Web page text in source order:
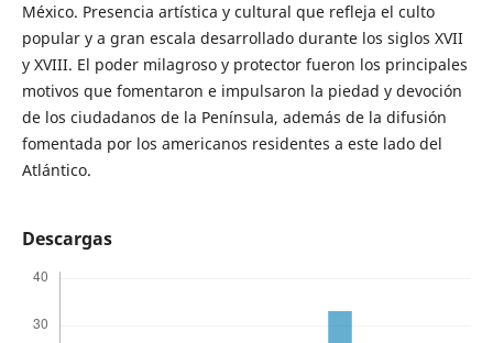
México. Presencia artística y cultural que refleja el culto
popular y a gran escala desarrollado durante los siglos XVII
y XVIII. El poder milagroso y protector fueron los principales
motivos que fomentaron e impulsaron la piedad y devoción
de los ciudadanos de la Península, además de la difusión
fomentada por los americanos residentes a este lado del
Atlántico.
Descargas